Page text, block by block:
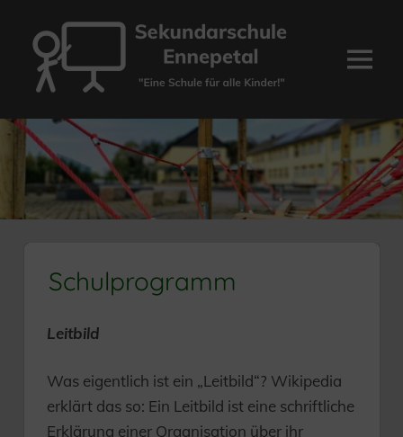
Inhalt
springen
Sekundarschule
Ennepetal
Menü
Schulprogramm
Leitbild
Was eigentlich ist ein „Leitbild“? Wikipedia
erklärt das so: Ein Leitbild ist eine schriftliche
Erklärung einer Organisation über ihr